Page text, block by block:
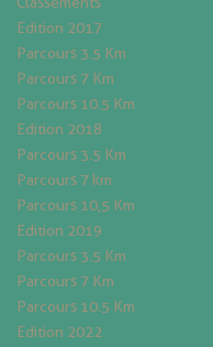
Edition 2017
Parcours 3.5 Km
Parcours 7 Km
Parcours 10.5 Km
Edition 2018
Parcours 3.5 Km
Parcours 7 km
Parcours 10,5 Km
Edition 2019
Parcours 3.5 Km
Parcours 7 Km
Parcours 10.5 Km
Edition 2022